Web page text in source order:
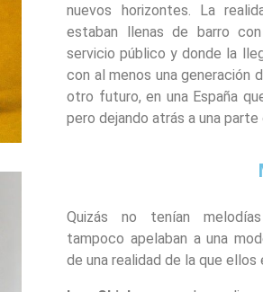
nuevos horizontes. La
estaban llenas de barro
servicio público y donde la
con al menos una generación
otro futuro, en una España
pero dejando atrás a una parte
Quizás no tenían
tampoco apelaban a una
de una realidad de la que